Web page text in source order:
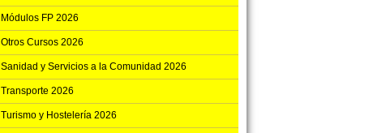
Módulos FP 2026
Otros Cursos 2026
Sanidad y Servicios a la Comunidad 2026
Transporte 2026
Turismo y Hostelería 2026